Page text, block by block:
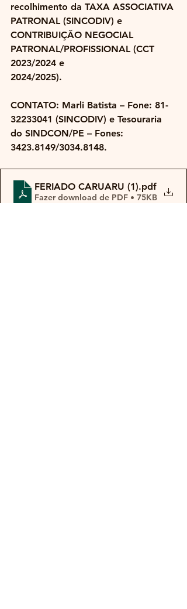
recolhimento da TAXA ASSOCIATIVA
PATRONAL (SINCODIV) e
CONTRIBUIÇÃO NEGOCIAL
PATRONAL/PROFISSIONAL (CCT
2023/2024 e
2024/2025).
CONTATO: Marli Batista – Fone: 81-
32233041 (SINCODIV) e Tesouraria
do SINDCON/PE – Fones:
3423.8149/3034.8148.
FERIADO CARUARU (1).pdf
Fazer download de PDF • 75KB